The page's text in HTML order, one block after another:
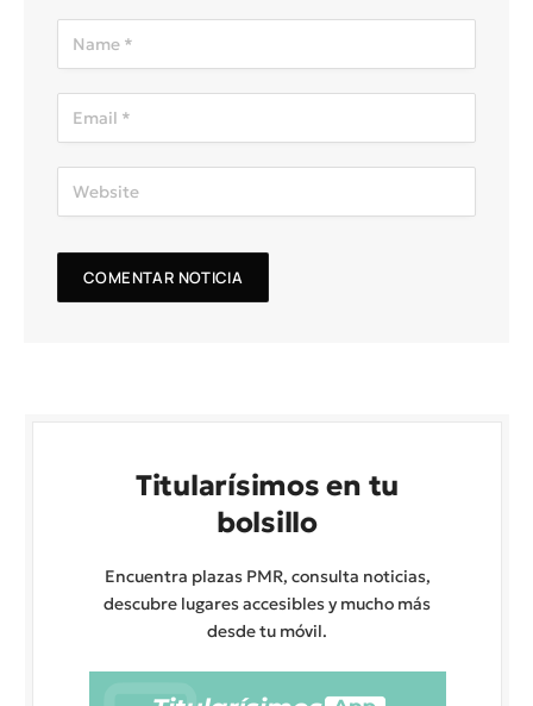
Titularísimos en tu
bolsillo
Encuentra plazas PMR, consulta noticias,
descubre lugares accesibles y mucho más
desde tu móvil.